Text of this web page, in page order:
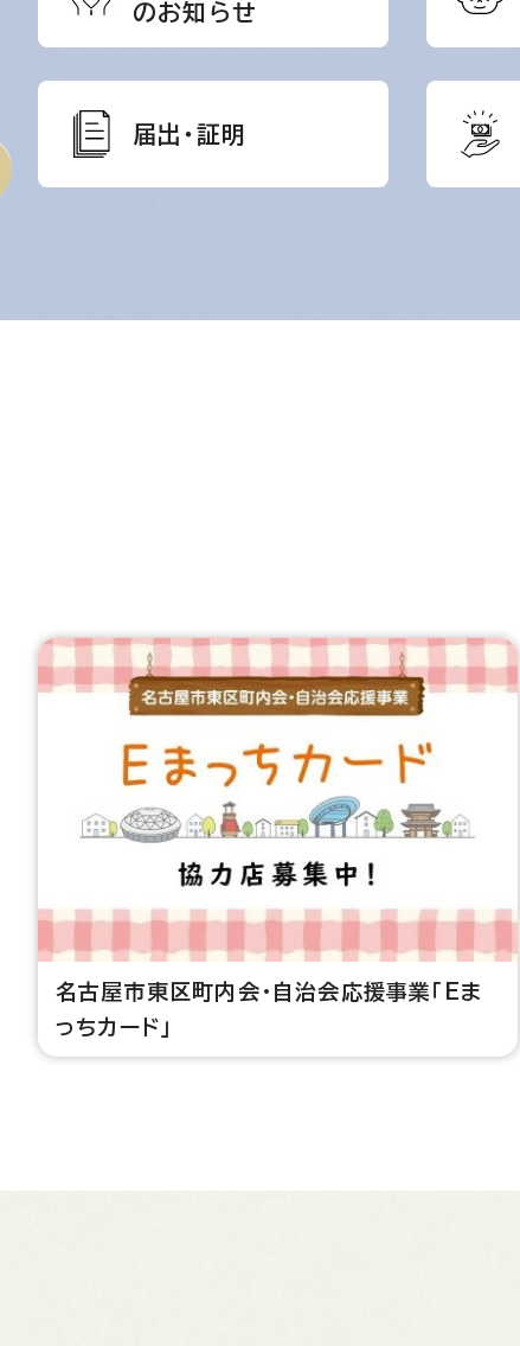
のお知らせ
届出・証明
名古屋市東区町内会・自治会応援事業「Eま
っちカード」